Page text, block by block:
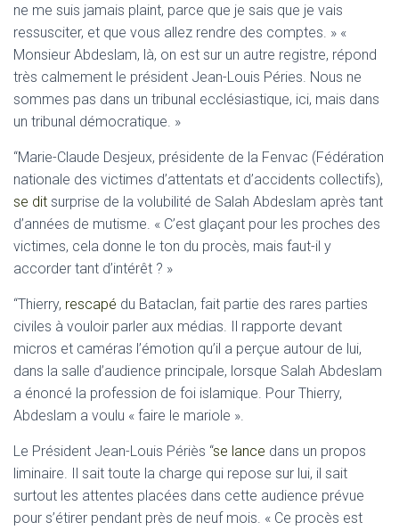
ne me suis jamais plaint, parce que je sais que je vais
ressusciter, et que vous allez rendre des comptes. » «
Monsieur Abdeslam, là, on est sur un autre registre, répond
très calmement le président Jean-Louis Péries. Nous ne
sommes pas dans un tribunal ecclésiastique, ici, mais dans
un tribunal démocratique. »
“Marie-Claude Desjeux, présidente de la Fenvac (Fédération
nationale des victimes d’attentats et d’accidents collectifs),
se dit surprise de la volubilité de Salah Abdeslam après tant
d’années de mutisme. « C’est glaçant pour les proches des
victimes, cela donne le ton du procès, mais faut-il y
accorder tant d’intérêt ? »
“Thierry, rescapé du Bataclan, fait partie des rares parties
civiles à vouloir parler aux médias. Il rapporte devant
micros et caméras l’émotion qu’il a perçue autour de lui,
dans la salle d’audience principale, lorsque Salah Abdeslam
a énoncé la profession de foi islamique. Pour Thierry,
Abdeslam a voulu « faire le mariole ».
Le Président Jean-Louis Périès “se lance dans un propos
liminaire. Il sait toute la charge qui repose sur lui, il sait
surtout les attentes placées dans cette audience prévue
pour s’étirer pendant près de neuf mois. « Ce procès est